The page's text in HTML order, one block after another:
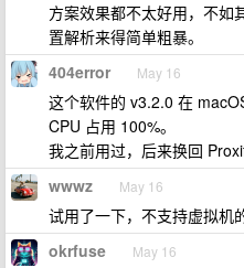
方案效果都不太好用，不如
置解析来得简单粗暴。
404error May 16
这个软件的 v3.2.0 在
CPU 占用 100%。
我之前用过，后来换回
wwwz May 16
试用了一下，不支持虚拟机
okrfuse May 16